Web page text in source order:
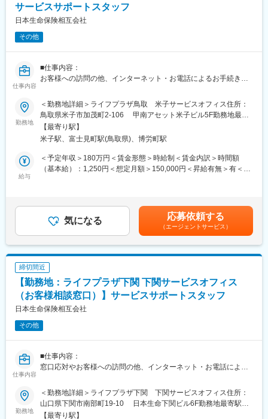
ただし、当社に入社された場合は、入社後の雇用管理等にも使用
させていただきます。(なお、入社に至らなかった場合は、当社が
取得した個人情報については、当社で責任を持って廃棄いたしま
変更の範囲：無
サービスサポートスタッフ
日本生命保険相互会社
その他
仕事内容
■仕事内容：
お客様への訪問の他、インターネット・お電話によるお手続き・
■労働契約補足：
まずはサービスサポートスタッフ(パート職制／３ヵ月毎に契約更
新)として採用します。パート職制を経て、お客様へのコンサルテ
ィングに必要な基礎知識・基礎スキルを習得し勤務良好の場合、
サービスコーディネーター(正職員)への登用※となります。
※本人希望・業務習熟度・勤務実態等に応じて、サービスコーディ
ネーターへの登用有無及び登用時期は異なります。
【期間の定め】無
【初任給月額】201,000円
【就業時間】9:00～17:00(休憩1時間)
サービスコーディネーター(サービスサポートスタッフ)の採用募集
に際し、当社が応募者の方々より取得した個人情報につきまして
は、当社採用募集に関する業務にのみ使用させていただきます。
ただし、当社に入社された場合は、入社後の雇用管理等にも使用
させていただきます。(なお、入社に至らなかった場合は、当社が
取得した個人情報については、当社で責任を持って廃棄いたしま
変更の範囲：無
勤務地
＜勤務地詳細＞ライフプラザ鳥取 米子サービスオフィス住所：
鳥取県米子市加茂町2-106 甲南アセット米子ビル5F勤務地最寄
駅：JR線／米子駅受動喫煙対策：屋内全面禁煙変更の範囲：会社
の定める事業所
【最寄り駅】
米子駅、富士見町駅(鳥取県)、博労町駅
給与
＜予定年収＞180万円＜賃金形態＞時給制＜賃金内訳＞時間額
（基本給）：1,250円＜想定月額＞150,000円＜昇給有無＞有＜残
は、職務内容欄参照。賃金はあくまでも目安の金額であり、選考
を通じて上下する可能性があります。月給(月額)は固定手当を含め
気になる 応募依頼する
（エージェントサービス）
締切間近
【勤務地：ライフプラザ下関 下関サービスオフィス
（お客様相談窓口）】サービスサポートスタッフ
日本生命保険相互会社
その他
仕事内容
■仕事内容：
窓口応対やお客様への訪問の他、インターネット・お電話による
ビス及び営業
■労働契約補足：
まずはサービスサポートスタッフ(パート職制／３ヵ月毎に契約更
勤務地
＜勤務地詳細＞ライフプラザ下関 下関サービスオフィス住所：
山口県下関市南部町19-10 日本生命下関ビル6F勤務地最寄駅：
JR線／下関駅受動喫煙対策：屋内全面禁煙変更の範囲：会社の定
【最寄り駅】